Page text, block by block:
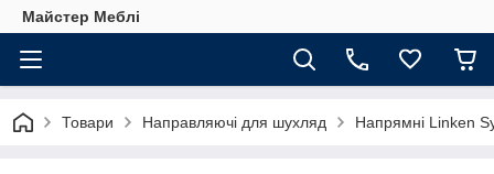
Майстер Меблі
Товари Направляючі для шухляд Напрямні Linken